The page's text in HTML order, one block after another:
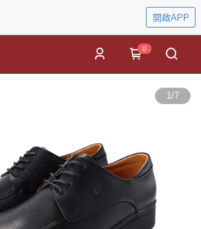
開啟APP
0
1/7